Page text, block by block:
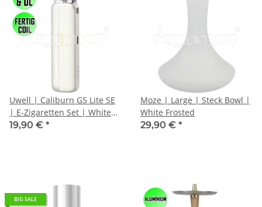
Uwell | Caliburn G5 Lite SE
| E-Zigaretten Set | White
Leather
19,90 € *
Moze | Large | Steck Bowl |
White Frosted
29,90 € *
BIG SALE